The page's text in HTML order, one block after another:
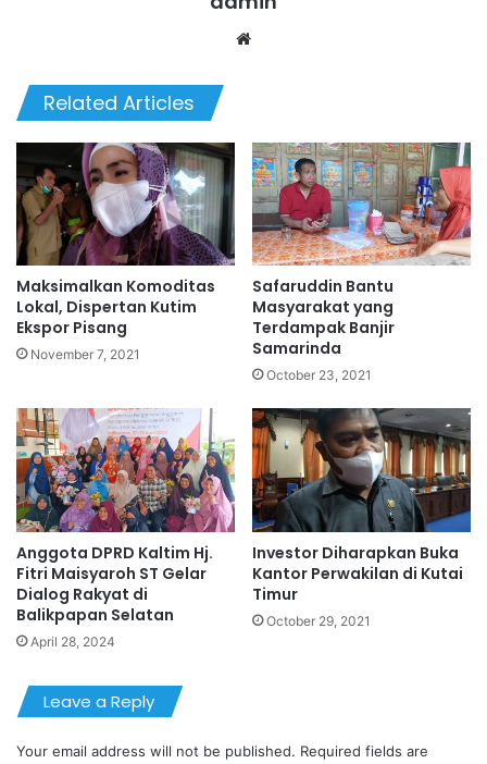
Related Articles
Maksimalkan Komoditas
Lokal, Dispertan Kutim
Ekspor Pisang
November 7, 2021
Safaruddin Bantu
Masyarakat yang
Terdampak Banjir
Samarinda
October 23, 2021
Anggota DPRD Kaltim Hj.
Fitri Maisyaroh ST Gelar
Dialog Rakyat di
Balikpapan Selatan
April 28, 2024
Investor Diharapkan Buka
Kantor Perwakilan di Kutai
Timur
October 29, 2021
Leave a Reply
Your email address will not be published. Required fields are